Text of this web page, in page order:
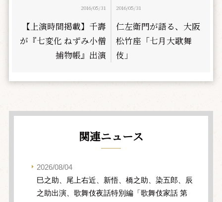
2016/05/31
【上演時間掲載】千壽
が『七変化 ねずみ小僧
捕物帳』出演
2016/05/31
仁左衛門が語る、大阪
松竹座「七月大歌舞
伎」
関連ニュース
2026/08/04
巳之助、尾上右近、新悟、橋之助、染五郎、辰
之助出演、歌舞伎夜話特別編「歌舞伎家話 第